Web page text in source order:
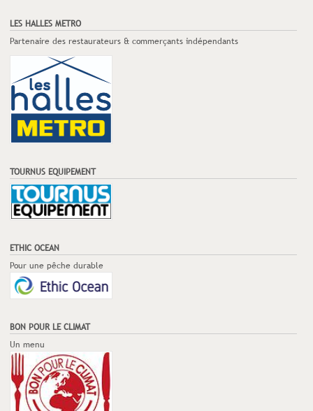
LES HALLES METRO
Partenaire des restaurateurs & commerçants indépendants
TOURNUS EQUIPEMENT
ETHIC OCEAN
Pour une pêche durable
BON POUR LE CLIMAT
Un menu